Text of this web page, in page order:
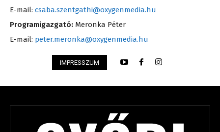
E-mail: csaba.szentgathi@oxygenmedia.hu
Programigazgató: Meronka Péter
E-mail: peter.meronka@oxygenmedia.hu
IMPRESSZUM